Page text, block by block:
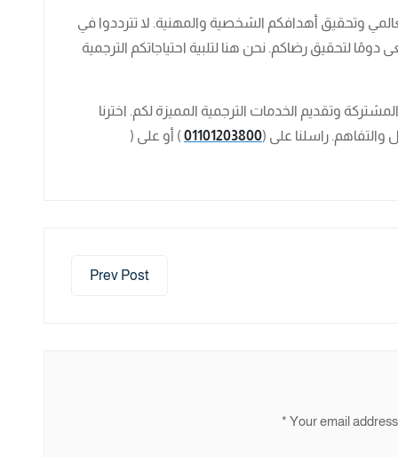
وتحقيق أهدافكم الشخصية والمهنية. لا تترددوا في
لتحقيق رضاكم. نحن هنا لتلبية احتياجاتكم الترجمية
وتقديم الخدمات الترجمية المميزة لكم. اخترنا
راسلنا على (01101203800 ) أو على (
Prev Post
Your email
*